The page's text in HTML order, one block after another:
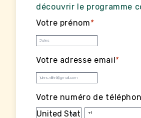
découvrir le programme
Votre prénom*
Votre adresse email*
Votre numéro de